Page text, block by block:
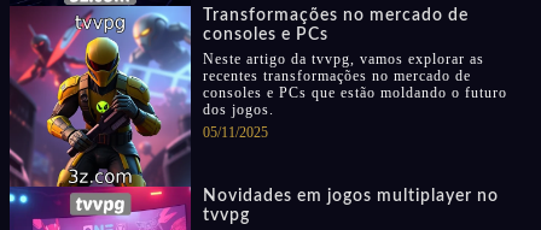
Transformações no mercado de
consoles e PCs
Neste artigo da tvvpg, vamos explorar as
recentes transformações no mercado de
consoles e PCs que estão moldando o futuro
dos jogos.
05/11/2025
Novidades em jogos multiplayer no
tvvpg